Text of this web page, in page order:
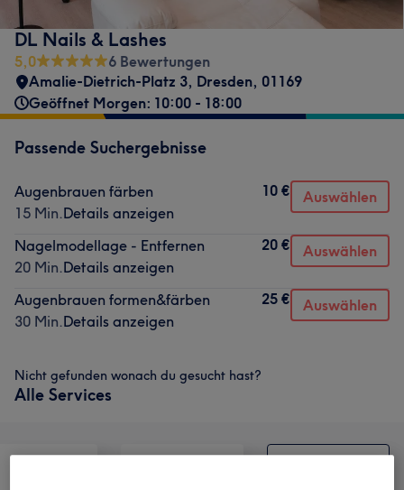
DL Nails & Lashes
5,0
6 Bewertungen
Amalie-Dietrich-Platz 3, Dresden, 01169
Geöffnet Morgen: 10:00 - 18:00
Passende Suchergebnisse
Augenbrauen färben
15 Min.Details anzeigen
10 € Auswählen
Nagelmodellage - Entfernen
20 Min.Details anzeigen
20 € Auswählen
Augenbrauen formen&färben
30 Min.Details anzeigen
25 € Auswählen
Nicht gefunden wonach du gesucht hast?
Alle Services